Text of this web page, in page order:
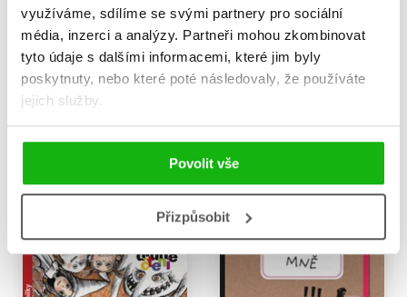
využíváme, sdílíme se svými partnery pro sociální
média, inzerci a analýzy. Partneři mohou zkombinovat
tyto údaje s dalšími informacemi, které jim byly
poskytnuty, nebo které poté následovaly, že používáte
jejich služby.
Povolit vše
Přizpůsobit
Zlobilky
Martina Drijverová
199 Kč
Do košíku
Příšerní nezbedníci
Martina Drijverová
199 Kč
Do košíku